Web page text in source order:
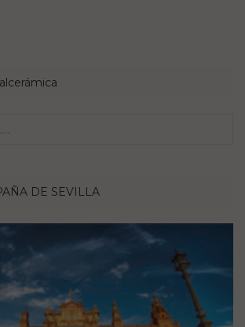
DE SEVILLA